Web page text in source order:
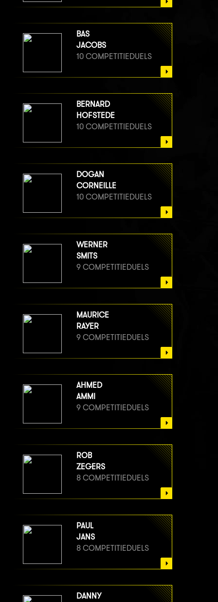
BAS
JACOBS
10 COMPETITIEDUELS
BERNARD
HOFSTEDE
10 COMPETITIEDUELS
DOGAN
CORNEILLE
10 COMPETITIEDUELS
WERNER
SMITS
9 COMPETITIEDUELS
MAURICE
RAYER
9 COMPETITIEDUELS
AHMED
AMMI
9 COMPETITIEDUELS
ROB
ZEGERS
8 COMPETITIEDUELS
PAUL
JANS
8 COMPETITIEDUELS
DANNY